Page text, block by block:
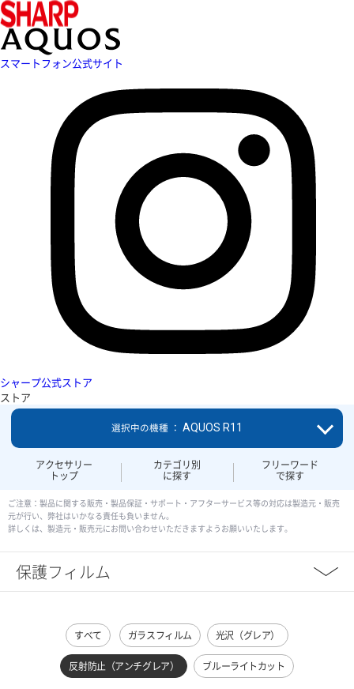
スマートフォン公式サイト
シャープ公式ストア
ストア
アクセサリー
トップ
カテゴリ別
に探す
フリーワード
で探す
選択中の機種 ： AQUOS R11
ご注意：製品に関する販売・製品保証・サポート・アフターサービス等の対応は製造元・販売
元が行い、弊社はいかなる責任も負いません。
詳しくは、製造元・販売元にお問い合わせいただきますようお願いいたします。
保護フィルム
すべて ガラスフィルム 光沢（グレア）
反射防止（アンチグレア） ブルーライトカット